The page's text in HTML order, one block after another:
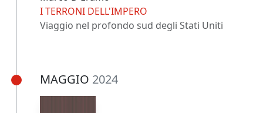
I TERRONI DELL'IMPERO
Viaggio nel profondo sud degli Stati Uniti
MAGGIO 2024